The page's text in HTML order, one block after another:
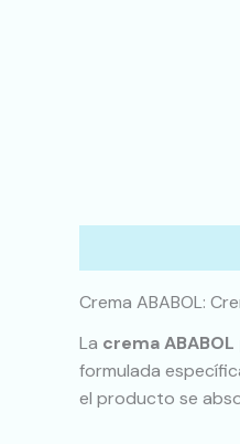
Crema ABABOL:
La crema
formulada
el producto se